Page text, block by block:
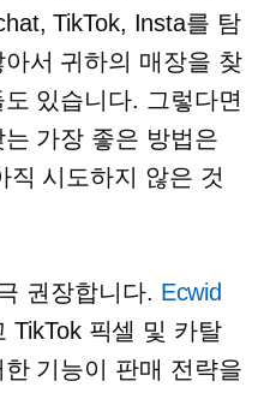
TikTok, Insta를 탐
서 귀하의 매장을 찾
있습니다. 그렇다면
가장 좋은 방법은
직 시도하지 않은 것
권장합니다. Ecwid
TikTok 픽셀 및 카탈
기능이 판매 전략을